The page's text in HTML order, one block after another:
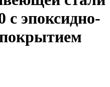
с эпоксидно-